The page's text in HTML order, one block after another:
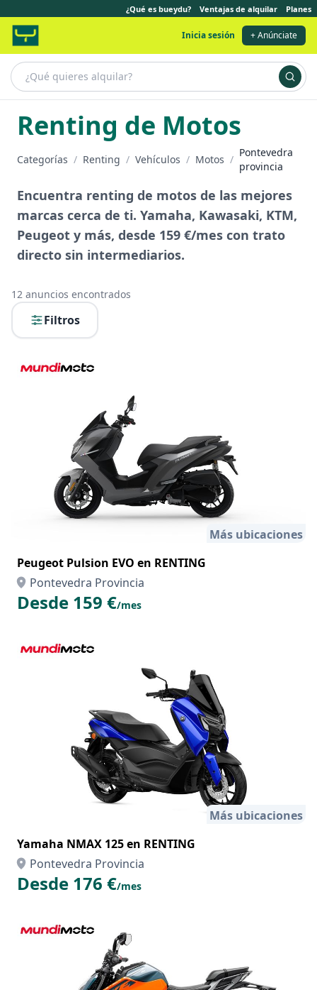
¿Qué es bueydu? Ventajas de alquilar Planes
Inicia sesión + Anúnciate
Renting de Motos
Categorías / Renting / Vehículos / Motos /
Pontevedra
provincia
Encuentra renting de motos de las mejores
marcas cerca de ti. Yamaha, Kawasaki, KTM,
Peugeot y más, desde 159 €/mes con trato
directo sin intermediarios.
12 anuncios encontrados
Filtros
Más ubicaciones
Peugeot Pulsion EVO en RENTING
Pontevedra Provincia
Desde 159 €/mes
Más ubicaciones
Yamaha NMAX 125 en RENTING
Pontevedra Provincia
Desde 176 €/mes